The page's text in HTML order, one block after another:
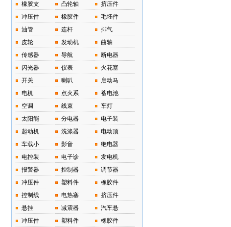
橡胶支
凸轮轴
挤压件
冲压件
橡胶件
毛坯件
油管
连杆
排气
皮轮
发动机
曲轴
传感器
导航
断电器
闪光器
仪表
火花塞
开关
喇叭
启动马
电机
点火系
蓄电池
空调
线束
车灯
太阳能
分电器
电子装
起动机
洗涤器
电动顶
车载小
影音
继电器
电控装
电子诊
发电机
报警器
控制器
调节器
冲压件
塑料件
橡胶件
控制线
电热塞
挤压件
悬挂
减震器
汽车悬
冲压件
塑料件
橡胶件